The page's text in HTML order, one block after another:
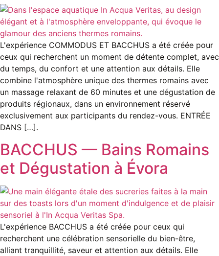
L'expérience COMMODUS ET BACCHUS a été créée pour
ceux qui recherchent un moment de détente complet, avec
du temps, du confort et une attention aux détails. Elle
combine l'atmosphère unique des thermes romains avec
un massage relaxant de 60 minutes et une dégustation de
produits régionaux, dans un environnement réservé
exclusivement aux participants du rendez-vous. ENTRÉE
DANS […].
BACCHUS — Bains Romains
et Dégustation à Évora
L'expérience BACCHUS a été créée pour ceux qui
recherchent une célébration sensorielle du bien-être,
alliant tranquillité, saveur et attention aux détails. Elle